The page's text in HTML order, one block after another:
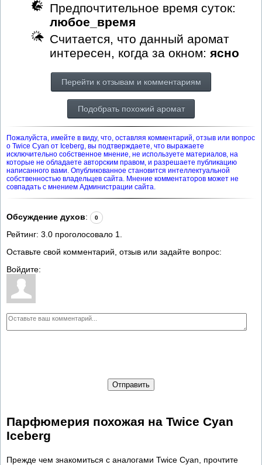
Предпочтительное время суток:
любое_время
Считается, что данный аромат
интересен, когда за окном: ясно
Перейти к отзывам и комментариям
Подобрать похожий аромат
Пожалуйста, имейте в виду, что, оставляя комментарий, отзыв или вопрос
о Twice Cyan от Iceberg, вы подтверждаете, что выражаете
исключительно собственное мнение, не используете материалов, на
которые не обладаете авторским правом, и разрешаете публикацию
написанного вами. Опубликованное становится интеллектуальной
собственностью владельцев сайта. Мнение комментаторов может не
совпадать с мнением Администрации сайта.
Обсуждение духов: 0
Рейтинг: 3.0 проголосовало 1
Оставьте свой комментарий, отзыв или задайте вопрос:
Войдите:
Отправить
Парфюмерия похожая на Twice Cyan
Iceberg
Прежде чем знакомиться с аналогами Twice Cyan, прочтите